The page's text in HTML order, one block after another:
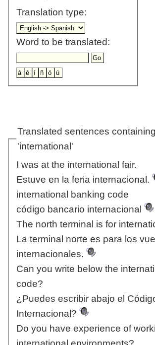
Translation type:
Word to be translated:
Translated sentences containing
'international'
I was at the international fair.
Estuve en la feria internacional.
international banking code
código bancario internacional
The north terminal is for
La terminal norte es para los
internacionales.
Can you write below the
code?
¿Puedes escribir abajo el
Internacional?
Do you have experience of